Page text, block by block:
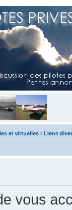
et virtuelles ‹ Liens
vous